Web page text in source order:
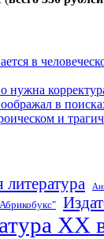
в
нужна
в
и
литература
XX